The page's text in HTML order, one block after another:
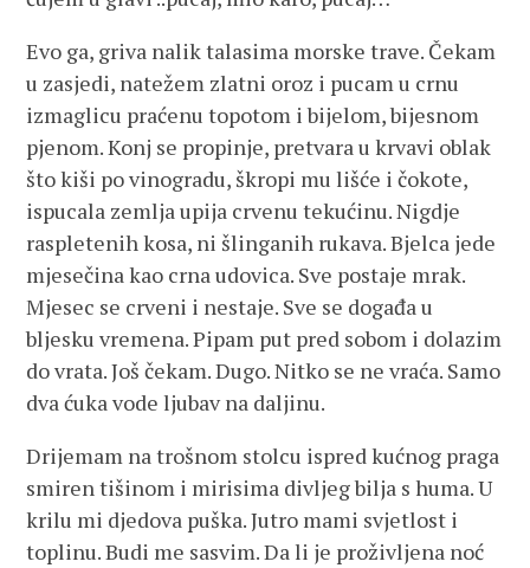
Evo ga, griva nalik talasima morske trave. Čekam
u zasjedi, natežem zlatni oroz i pucam u crnu
izmaglicu praćenu topotom i bijelom, bijesnom
pjenom. Konj se propinje, pretvara u krvavi oblak
što kiši po vinogradu, škropi mu lišće i čokote,
ispucala zemlja upija crvenu tekućinu. Nigdje
raspletenih kosa, ni šlinganih rukava. Bjelca jede
mjesečina kao crna udovica. Sve postaje mrak.
Mjesec se crveni i nestaje. Sve se događa u
bljesku vremena. Pipam put pred sobom i dolazim
do vrata. Još čekam. Dugo. Nitko se ne vraća. Samo
dva ćuka vode ljubav na daljinu.
Drijemam na trošnom stolcu ispred kućnog praga
smiren tišinom i mirisima divljeg bilja s huma. U
krilu mi djedova puška. Jutro mami svjetlost i
toplinu. Budi me sasvim. Da li je proživljena noć